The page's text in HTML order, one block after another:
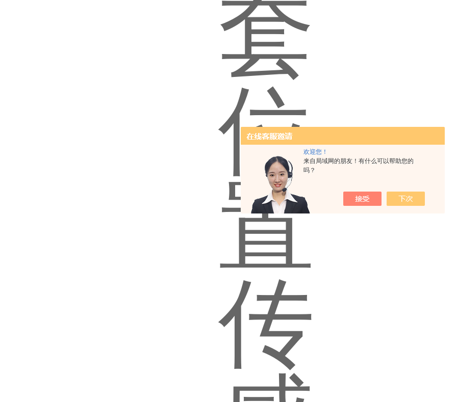
欢迎您！
来自局域网的朋友！有什么可以帮助您的
吗？